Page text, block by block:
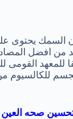
السمك يحتوى
من افضل
للمعهد القومى
للكالسيوم